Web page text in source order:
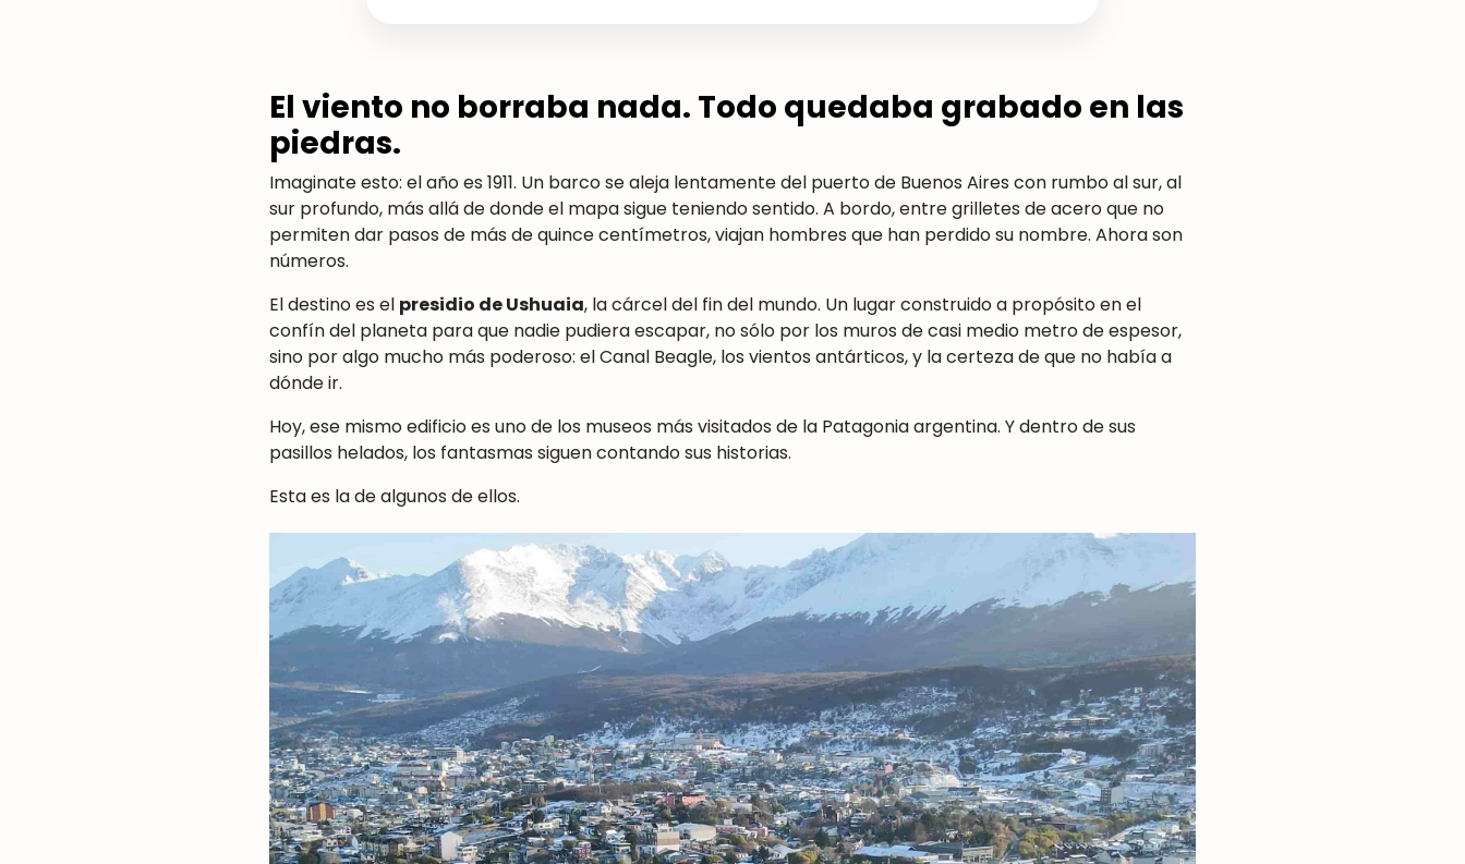
El viento no borraba nada. Todo quedaba grabado en las
piedras.
Imaginate esto: el año es 1911. Un barco se aleja lentamente del puerto de Buenos Aires con rumbo al sur, al
sur profundo, más allá de donde el mapa sigue teniendo sentido. A bordo, entre grilletes de acero que no
permiten dar pasos de más de quince centímetros, viajan hombres que han perdido su nombre. Ahora son
números.
El destino es el presidio de Ushuaia, la cárcel del fin del mundo. Un lugar construido a propósito en el
confín del planeta para que nadie pudiera escapar, no sólo por los muros de casi medio metro de espesor,
sino por algo mucho más poderoso: el Canal Beagle, los vientos antárticos, y la certeza de que no había a
dónde ir.
Hoy, ese mismo edificio es uno de los museos más visitados de la Patagonia argentina. Y dentro de sus
pasillos helados, los fantasmas siguen contando sus historias.
Esta es la de algunos de ellos.